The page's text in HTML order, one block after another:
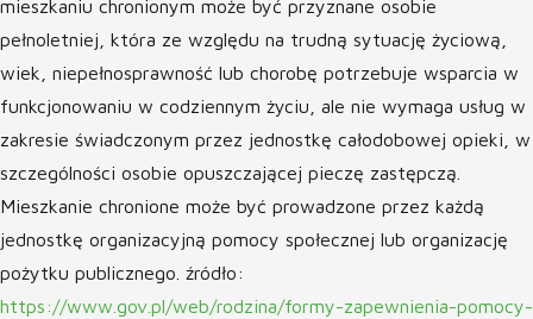
mieszkaniu chronionym może być przyznane osobie
pełnoletniej, która ze względu na trudną sytuację życiową,
wiek, niepełnosprawność lub chorobę potrzebuje wsparcia w
funkcjonowaniu w codziennym życiu, ale nie wymaga usług w
zakresie świadczonym przez jednostkę całodobowej opieki, w
szczególności osobie opuszczającej pieczę zastępczą.
Mieszkanie chronione może być prowadzone przez każdą
jednostkę organizacyjną pomocy społecznej lub organizację
pożytku publicznego. źródło:
https://www.gov.pl/web/rodzina/formy-zapewnienia-pomocy-